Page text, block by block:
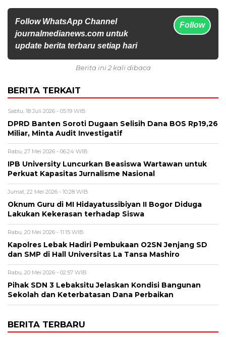
Follow WhatsApp Channel
journalmedianews.com untuk
update berita terbaru setiap hari
Follow
Berita ini 2 kali dibaca
BERITA TERKAIT
Sabtu, 18 Juli 2026 - 05:19 WIB
DPRD Banten Soroti Dugaan Selisih Dana BOS Rp19,26
Miliar, Minta Audit Investigatif
Rabu, 27 Mei 2026 - 06:24 WIB
IPB University Luncurkan Beasiswa Wartawan untuk
Perkuat Kapasitas Jurnalisme Nasional
Jumat, 22 Mei 2026 - 10:28 WIB
Oknum Guru di MI Hidayatussibiyan II Bogor Diduga
Lakukan Kekerasan terhadap Siswa
Rabu, 20 Mei 2026 - 11:15 WIB
Kapolres Lebak Hadiri Pembukaan O2SN Jenjang SD
dan SMP di Hall Universitas La Tansa Mashiro
Rabu, 20 Mei 2026 - 02:57 WIB
Pihak SDN 3 Lebaksitu Jelaskan Kondisi Bangunan
Sekolah dan Keterbatasan Dana Perbaikan
BERITA TERBARU